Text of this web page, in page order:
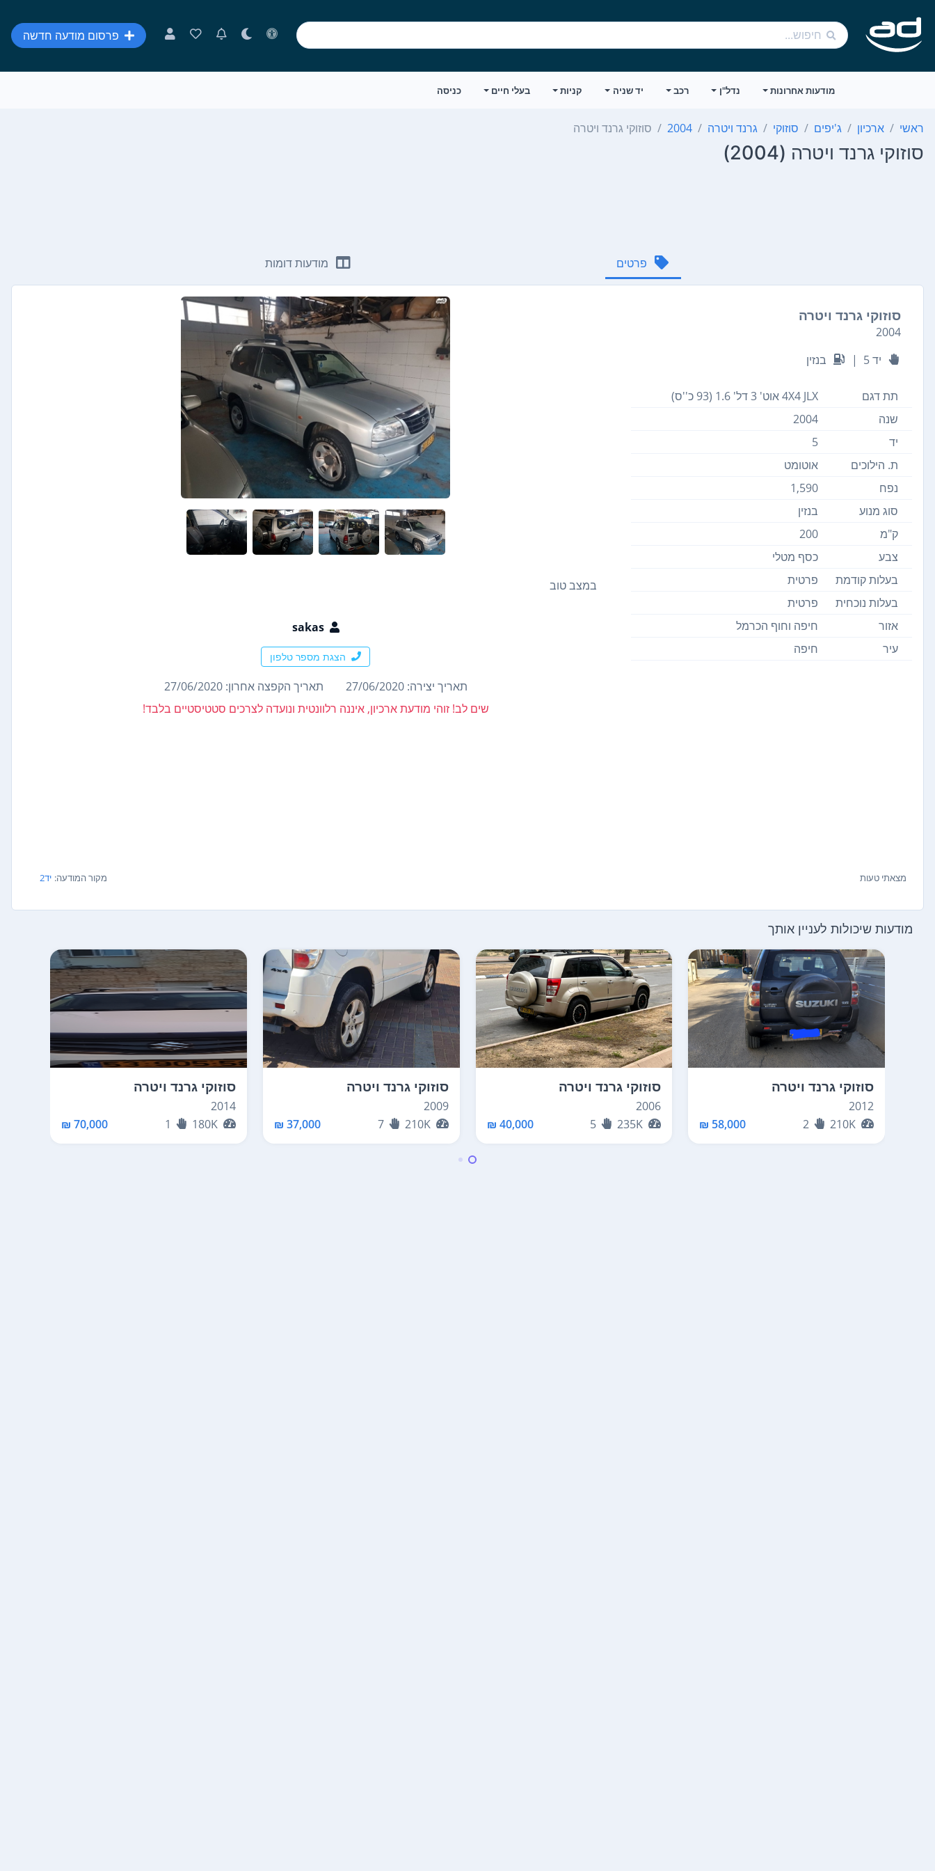
פרסום מודעה חדשה
מודעות אחרונות נדל"ן רכב יד שניה קניות בעלי חיים כניסה
ראשי ארכיון ג'יפים סוזוקי גרנד ויטרה 2004 סוזוקי גרנד ויטרה
סוזוקי גרנד ויטרה (2004)
פרטים מודעות דומות
סוזוקי גרנד ויטרה
2004
יד 5
| בנזין
תת דגם
4X4 JLX אוט' 3 דל' 1.6 (93 כ''ס)
שנה
2004
יד
5
ת. הילוכים
אוטומט
נפח
1,590
סוג מנוע
בנזין
ק"מ
200
צבע
כסף מטלי
בעלות קודמת
פרטית
בעלות נוכחית
פרטית
אזור
חיפה וחוף הכרמל
עיר
חיפה
במצב טוב
sakas
הצגת מספר טלפון
תאריך יצירה: 27/06/2020
תאריך הקפצה אחרון: 27/06/2020
שים לב! זוהי מודעת ארכיון, איננה רלוונטית ונועדה לצרכים סטטיסטיים בלבד!
מצאתי טעות מקור המודעה: יד2
מודעות שיכולות לעניין אותך
סוזוקי גרנד ויטרה
2012
210K
2
58,000 ₪
סוזוקי גרנד ויטרה
2006
235K
5
40,000 ₪
סוזוקי גרנד ויטרה
2009
210K
7
37,000 ₪
סוזוקי גרנד ויטרה
2014
180K
1
70,000 ₪